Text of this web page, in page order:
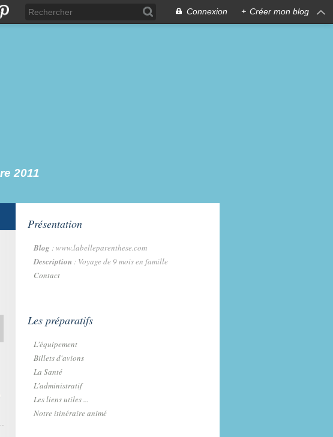
Connexion + Créer mon blog
2011
Présentation
Blog : www.labelleparenthese.com
Description : Voyage de 9 mois en famille
Contact
Les préparatifs
L'équipement
Billets d'avions
La Santé
L'administratif
Les liens utiles ...
Notre itinéraire animé